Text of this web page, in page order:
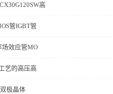
高
管IGBT管
场效应管MO
艺的高压高
极晶体